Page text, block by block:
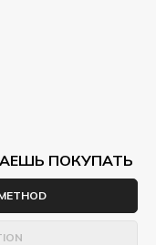
ПОКУПАТЬ